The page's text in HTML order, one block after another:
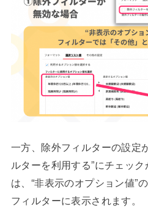
一方、除外フィルターの設定
ルターを利用する”にチェック
は、“非表示のオプション値”
フィルターに表示されます。